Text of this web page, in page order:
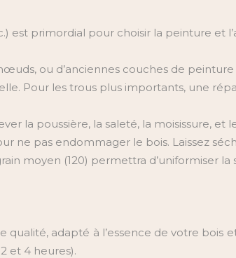
est primordial pour choisir la peinture et
ou d’anciennes couches de
Pour les trous plus importants, une
la poussière, la saleté, la moisissure, et
ne pas endommager le bois. Laissez
moyen (120) permettra d’uniformiser
adapté à l’essence de votre bois
et 4 heures).